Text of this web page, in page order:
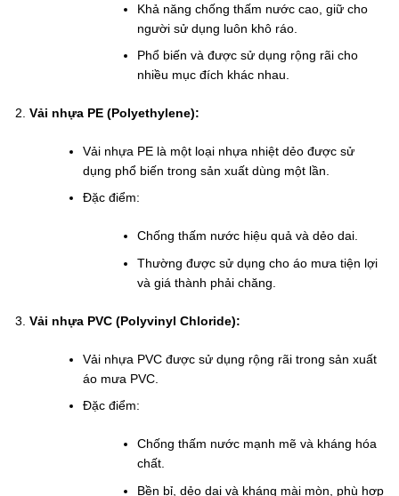
Khả năng chống thấm nước cao, giữ cho
người sử dụng luôn khô ráo.
Phổ biến và được sử dụng rộng rãi cho
nhiều mục đích khác nhau.
Vải nhựa PE (Polyethylene):
Vải nhựa PE là một loại nhựa nhiệt dẻo được sử
dụng phổ biến trong sản xuất dùng một lần.
Đặc điểm:
Chống thấm nước hiệu quả và dẻo dai.
Thường được sử dụng cho áo mưa tiện lợi
và giá thành phải chăng.
Vải nhựa PVC (Polyvinyl Chloride):
Vải nhựa PVC được sử dụng rộng rãi trong sản xuất
áo mưa PVC.
Đặc điểm:
Chống thấm nước mạnh mẽ và kháng hóa
chất.
Bền bỉ, dẻo dai và kháng mài mòn, phù hợp